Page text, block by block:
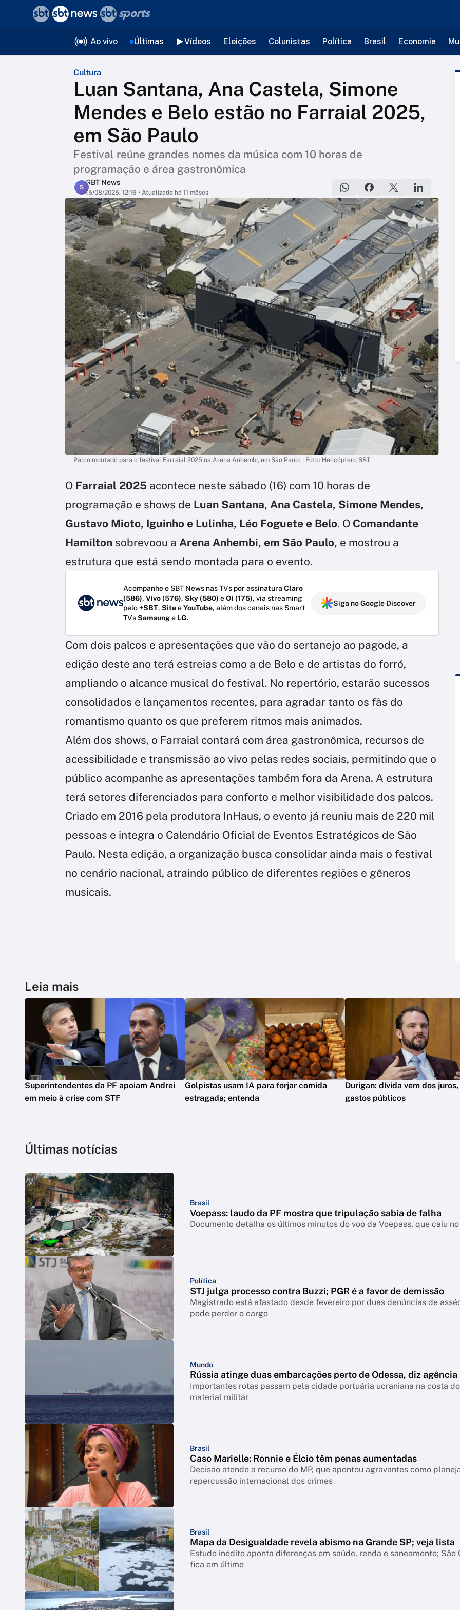
Ao vivo Últimas Vídeos Eleições Colunistas Política Brasil Economia
Cultura
Luan Santana, Ana Castela, Simone
Mendes e Belo estão no Farraial 2025,
em São Paulo
Festival reúne grandes nomes da música com 10 horas de
programação e área gastronômica
S
SBT News
15/08/2025, 12:16 • Atualizado há 11 mêses
Palco montado para o festival Farraial 2025 na Arena Anhembi, em São Paulo | Foto: Helicóptero SBT
O Farraial 2025 acontece neste sábado (16) com 10 horas de
programação e shows de Luan Santana, Ana Castela, Simone Mendes,
Gustavo Mioto, Iguinho e Lulinha, Léo Foguete e Belo. O Comandante
Hamilton sobrevoou a Arena Anhembi, em São Paulo, e mostrou a
estrutura que está sendo montada para o evento.
Acompanhe o SBT News nas TVs por assinatura Claro
(586), Vivo (576), Sky (580) eOi (175), via streaming
pelo+SBT, SiteeYouTube, além dos canais nas Smart
TVsSamsunge LG.
Siga no Google Discover
Com dois palcos e apresentações que vão do sertanejo ao pagode, a
edição deste ano terá estreias como a de Belo e de artistas do forró,
ampliando o alcance musical do festival. No repertório, estarão sucessos
consolidados e lançamentos recentes, para agradar tanto os fãs do
romantismo quanto os que preferem ritmos mais animados.
Além dos shows, o Farraial contará com área gastronômica, recursos de
acessibilidade e transmissão ao vivo pelas redes sociais, permitindo que o
público acompanhe as apresentações também fora da Arena. A estrutura
terá setores diferenciados para conforto e melhor visibilidade dos palcos.
Criado em 2016 pela produtora InHaus, o evento já reuniu mais de 220 mil
pessoas e integra o Calendário Oficial de Eventos Estratégicos de São
Paulo. Nesta edição, a organização busca consolidar ainda mais o festival
no cenário nacional, atraindo público de diferentes regiões e gêneros
musicais.
Leia mais
Superintendentes da PF apoiam Andrei
em meio à crise com STF
Golpistas usam IA para forjar comida
estragada; entenda
Durigan: dívida vem dos
gastos públicos
Últimas notícias
Brasil
Voepass: laudo da PF mostra que tripulação sabia de falha
Documento detalha os últimos minutos do voo da Voepass, que caiu
Política
STJ julga processo contra Buzzi; PGR é a favor de demissão
Magistrado está afastado desde fevereiro por duas denúncias de
pode perder o cargo
Mundo
Rússia atinge duas embarcações perto de Odessa, diz agência
Importantes rotas passam pela cidade portuária ucraniana na costa
material militar
Brasil
Caso Marielle: Ronnie e Élcio têm penas aumentadas
Decisão atende a recurso do MP, que apontou agravantes como
repercussão internacional dos crimes
Brasil
Mapa da Desigualdade revela abismo na Grande SP; veja lista
Estudo inédito aponta diferenças em saúde, renda e saneamento;
fica em último
voltar
Editorias